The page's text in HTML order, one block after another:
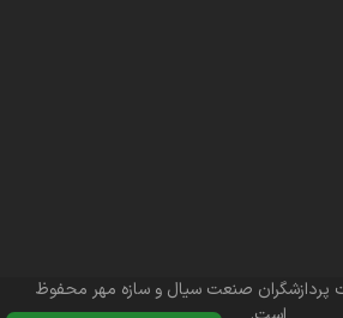
پردازشگران صنعت سیال و سازه مهر محفوظ